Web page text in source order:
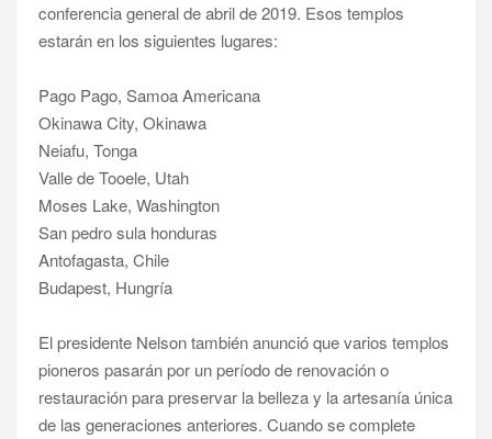
conferencia general de abril de 2019. Esos templos
estarán en los siguientes lugares:
Pago Pago, Samoa Americana
Okinawa City, Okinawa
Neiafu, Tonga
Valle de Tooele, Utah
Moses Lake, Washington
San pedro sula honduras
Antofagasta, Chile
Budapest, Hungría
El presidente Nelson también anunció que varios templos
pioneros pasarán por un período de renovación o
restauración para preservar la belleza y la artesanía única
de las generaciones anteriores. Cuando se complete